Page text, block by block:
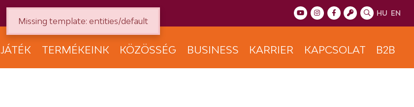
HU EN
JÁTÉK TERMÉKEINK KÖZÖSSÉG BUSINESS KARRIER KAPCSOLAT B2B
Missing template: entities/default